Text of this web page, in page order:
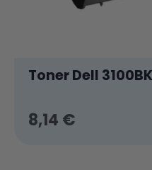
Toner Dell
8,14 €